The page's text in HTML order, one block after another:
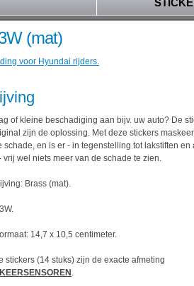
(mat)
voor Hyundai rijders.
of kleine beschadiging aan bijv. uw auto? De
zijn de oplossing. Met deze stickers
schade, en is er - in tegenstelling tot lakstiften en
vrij wel niets meer van de schade te zien.
Brass (mat).
14,7 x 10,5 centimeter.
stickers (14 stuks) zijn de exacte afmeting
.